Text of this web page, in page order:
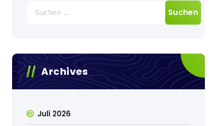
nach:
Archives
Juli 2026